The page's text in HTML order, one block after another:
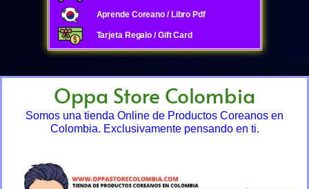
Aprende Coreano / Libro Pdf
Tarjeta Regalo / Gift Card
Oppa Store Colombia
Somos una tienda Online de Productos Coreanos en
Colombia. Exclusivamente pensando en ti.